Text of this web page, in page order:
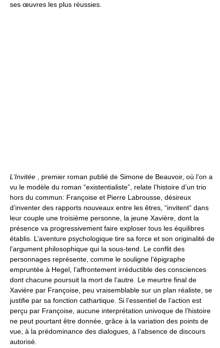
ses œuvres les plus réussies.
L’Invitée , premier roman publié de Simone de Beauvoir, où l’on a
vu le modèle du roman “existentialiste”, relate l’histoire d’un trio
hors du commun: Françoise et Pierre Labrousse, désireux
d’inventer des rapports nouveaux entre les êtres, “invitent” dans
leur couple une troisième personne, la jeune Xavière, dont la
présence va progressivement faire exploser tous les équilibres
établis. L’aventure psychologique tire sa force et son originalité de
l’argument philosophique qui la sous-tend. Le conflit des
personnages représente, comme le souligne l’épigraphe
empruntée à Hegel, l’affrontement irréductible des consciences
dont chacune poursuit la mort de l’autre. Le meurtre final de
Xavière par Françoise, peu vraisemblable sur un plan réaliste, se
justifie par sa fonction cathartique. Si l’essentiel de l’action est
perçu par Françoise, aucune interprétation univoque de l’histoire
ne peut pourtant être donnée, grâce à la variation des points de
vue, à la prédominance des dialogues, à l’absence de discours
autorisé.